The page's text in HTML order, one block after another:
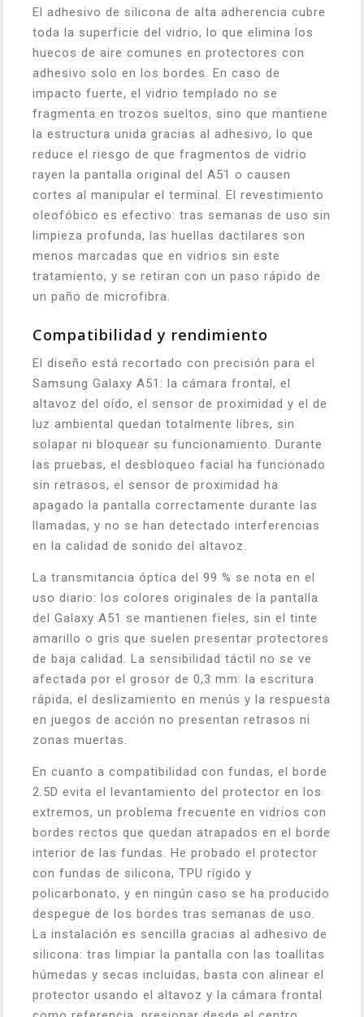
El adhesivo de silicona de alta adherencia cubre
toda la superficie del vidrio, lo que elimina los
huecos de aire comunes en protectores con
adhesivo solo en los bordes. En caso de
impacto fuerte, el vidrio templado no se
fragmenta en trozos sueltos, sino que mantiene
la estructura unida gracias al adhesivo, lo que
reduce el riesgo de que fragmentos de vidrio
rayen la pantalla original del A51 o causen
cortes al manipular el terminal. El revestimiento
oleofóbico es efectivo: tras semanas de uso sin
limpieza profunda, las huellas dactilares son
menos marcadas que en vidrios sin este
tratamiento, y se retiran con un paso rápido de
un paño de microfibra.
Compatibilidad y rendimiento
El diseño está recortado con precisión para el
Samsung Galaxy A51: la cámara frontal, el
altavoz del oído, el sensor de proximidad y el de
luz ambiental quedan totalmente libres, sin
solapar ni bloquear su funcionamiento. Durante
las pruebas, el desbloqueo facial ha funcionado
sin retrasos, el sensor de proximidad ha
apagado la pantalla correctamente durante las
llamadas, y no se han detectado interferencias
en la calidad de sonido del altavoz.
La transmitancia óptica del 99 % se nota en el
uso diario: los colores originales de la pantalla
del Galaxy A51 se mantienen fieles, sin el tinte
amarillo o gris que suelen presentar protectores
de baja calidad. La sensibilidad táctil no se ve
afectada por el grosor de 0,3 mm: la escritura
rápida, el deslizamiento en menús y la respuesta
en juegos de acción no presentan retrasos ni
zonas muertas.
En cuanto a compatibilidad con fundas, el borde
2.5D evita el levantamiento del protector en los
extremos, un problema frecuente en vidrios con
bordes rectos que quedan atrapados en el borde
interior de las fundas. He probado el protector
con fundas de silicona, TPU rígido y
policarbonato, y en ningún caso se ha producido
despegue de los bordes tras semanas de uso.
La instalación es sencilla gracias al adhesivo de
silicona: tras limpiar la pantalla con las toallitas
húmedas y secas incluidas, basta con alinear el
protector usando el altavoz y la cámara frontal